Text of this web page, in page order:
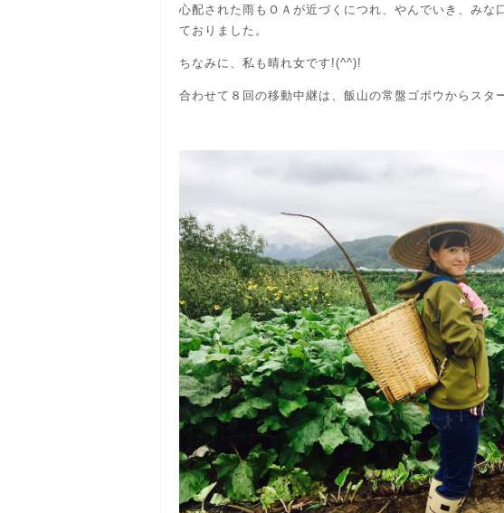
心配された雨もＯＡが近づくにつれ、やんでいき、みな
ておりました。
ちなみに、私も晴れ女です!(^^)!
合わせて８回の移動中継は、飯山の常盤ゴボウからスタ